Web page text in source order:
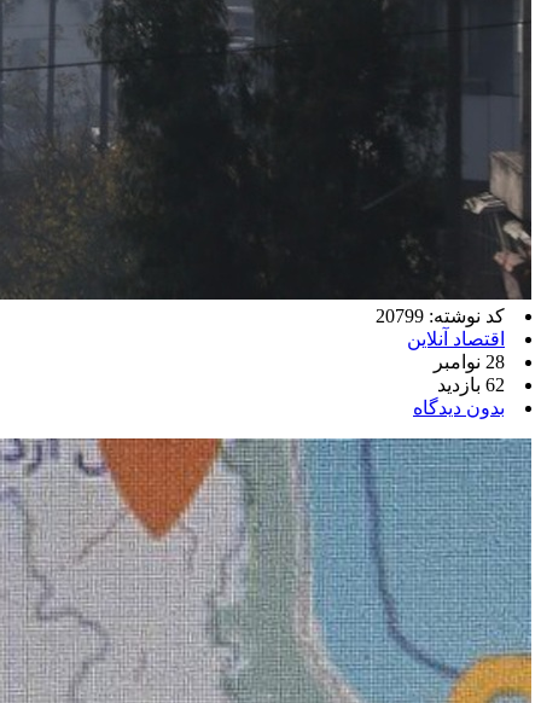
کد نوشته: 20799
اقتصاد آنلاین
28 نوامبر
62 بازدید
بدون دیدگاه